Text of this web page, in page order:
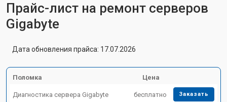
Прайс-лист на ремонт серверов
Gigabyte
Дата обновления прайса: 17.07.2026
Поломка Цена
Диагностика сервера Gigabyte бесплатно Заказать